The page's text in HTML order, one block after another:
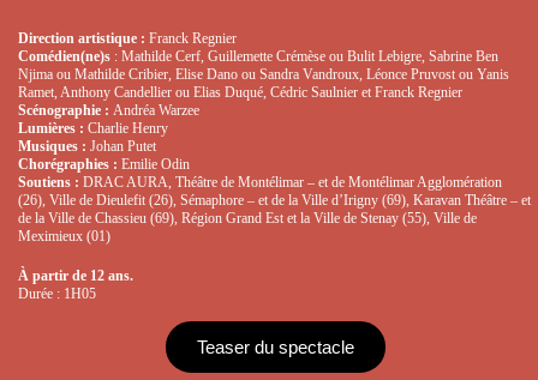
Direction artistique : Franck Regnier
Comédien(ne)s : Mathilde Cerf, Guillemette Crémèse ou Bulit Lebigre, Sabrine Ben
Njima ou Mathilde Cribier, Elise Dano ou Sandra Vandroux, Léonce Pruvost ou Yanis
Ramet, Anthony Candellier ou Elias Duqué, Cédric Saulnier et Franck Regnier
Scénographie : Andréa Warzee
Lumières : Charlie Henry
Musiques : Johan Putet
Chorégraphies : Emilie Odin
Soutiens : DRAC AURA, Théâtre de Montélimar – et de Montélimar Agglomération
(26), Ville de Dieulefit (26), Sémaphore – et de la Ville d’Irigny (69), Karavan Théâtre – et
de la Ville de Chassieu (69), Région Grand Est et la Ville de Stenay (55), Ville de
Meximieux (01)
À partir de 12 ans.
Durée : 1H05
Teaser du spectacle